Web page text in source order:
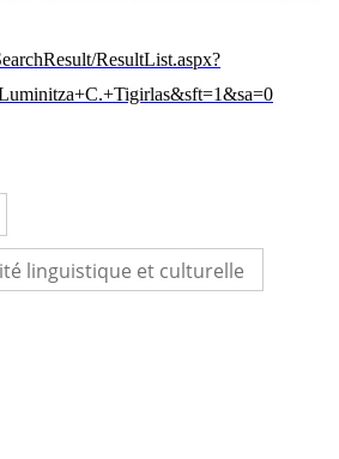
ResultList.aspx?
linguistique et culturelle